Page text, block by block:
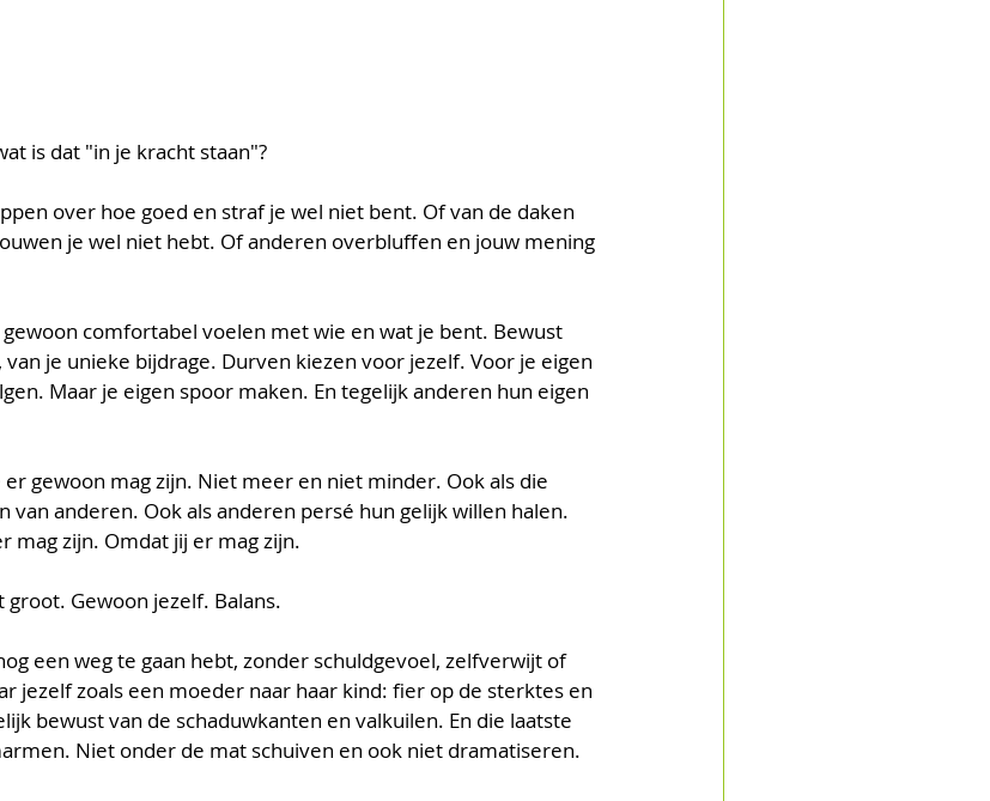
is dat "in je kracht staan"?
over hoe goed en straf je wel niet bent. Of van de daken
je wel niet hebt. Of anderen overbluffen en jouw mening
comfortabel voelen met wie en wat je bent. Bewust
je unieke bijdrage. Durven kiezen voor jezelf. Voor je eigen
Maar je eigen spoor maken. En tegelijk anderen hun eigen
gewoon mag zijn. Niet meer en niet minder. Ook als die
van anderen. Ook als anderen persé hun gelijk willen halen.
mag zijn. Omdat jij er mag zijn.
Gewoon jezelf. Balans.
een weg te gaan hebt, zonder schuldgevoel, zelfverwijt of
jezelf zoals een moeder naar haar kind: fier op de sterktes en
bewust van de schaduwkanten en valkuilen. En die laatste
Niet onder de mat schuiven en ook niet dramatiseren.